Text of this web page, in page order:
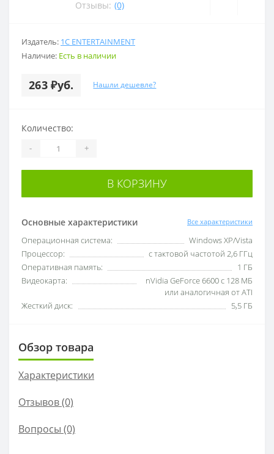
Отзывы: (0)
Издатель: 1C ENTERTAINMENT
Наличие: Есть в наличии
263 ₽уб. Нашли дешевле?
Основные характеристики Все характеристики
Операционная система:
Windows XP/Vista
Процессор:
с тактовой частотой 2,6 ГГц
Оперативная память:
1 ГБ
Видеокарта:
nVidia GeForce 6600 с 128 МБ
или аналогичная от ATI
Жесткий диск:
5,5 ГБ
Количество:
- +
В КОРЗИНУ
Обзор товара
Характеристики
Отзывов (0)
Вопросы (0)